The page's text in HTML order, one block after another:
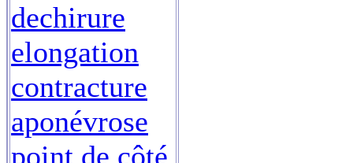
dechirure
elongation
contracture
aponévrose
point de côté